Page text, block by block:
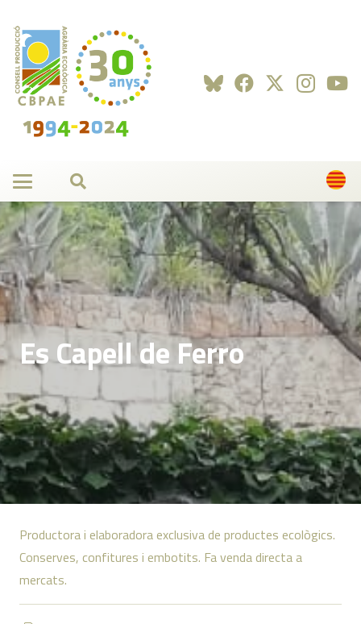
Es Capell de Ferro
Productora i elaboradora exclusiva de productes ecològics.
Conserves, confitures i embotits. Fa venda directa a
mercats.